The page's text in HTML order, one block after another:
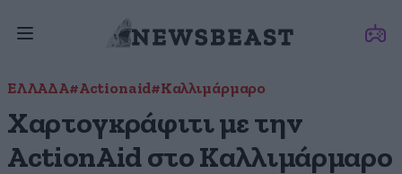
ΕΛΛΑΔΑ#Actionaid#Καλλιμάρμαρο
Χαρτογκράφιτι με την
ActionAid στο Καλλιμάρμαρο